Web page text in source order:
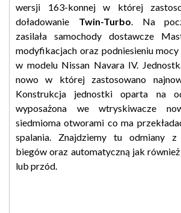
wersji 163-konnej w której
doładowanie Twin-Turbo. Na
zasilała samochody dostawcze
modyfikacjach oraz podniesieniu
w modelu Nissan Navara IV.
nowo w której zastosowano
Konstrukcja jednostki oparta na
wyposażona we wtryskiwacze
siedmioma otworami co ma
spalania. Znajdziemy tu odmiany
biegów oraz automatyczną jak również
lub przód.